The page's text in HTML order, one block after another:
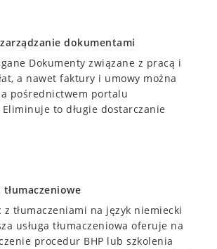
dokumentami
Dokumenty związane z pracą i
a nawet faktury i umowy można
pośrednictwem portalu
Eliminuje to długie dostarczanie
tłumaczeniowe
z tłumaczeniami na język niemiecki
usługa tłumaczeniowa oferuje na
procedur BHP lub szkolenia